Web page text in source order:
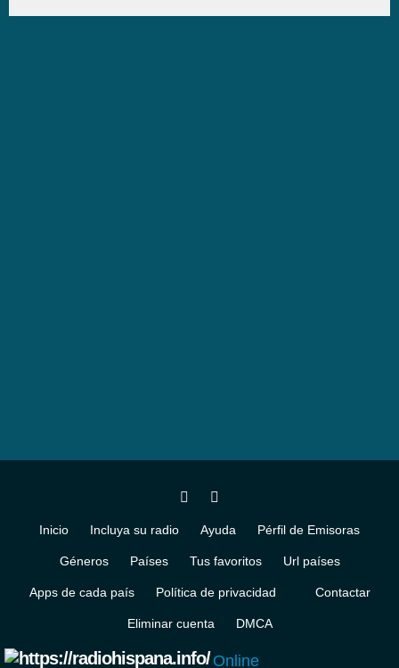
Inicio Incluya su radio Ayuda Pérfil de Emisoras
Géneros Países Tus favoritos Url países
Apps de cada país Política de privacidad Contactar
Eliminar cuenta DMCA
Online